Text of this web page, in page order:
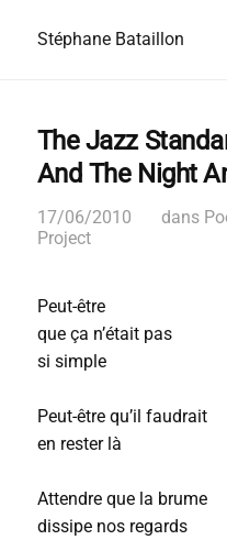
Stéphane Bataillon
The Jazz
And The Night
17/06/2010 dans
Project
Peut-être
que ça n’était pas
si simple
Peut-être qu’il faudrait
en rester là
Attendre que la brume
dissipe nos regards